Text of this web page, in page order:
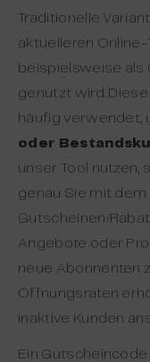
Traditionelle
aktuelleren
beispielsweise als
genutzt wird.
häufig verwendet,
oder
unser Tool nutzen,
genau Sie mit dem
Gutscheinen/
Angebote oder
neue Abonnenten
Öffnungsraten
inaktive Kunden
Ein